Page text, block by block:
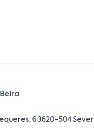
6 3620-504 Sever